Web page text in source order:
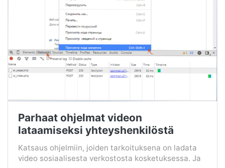
Parhaat ohjelmat videon
lataamiseksi yhteyshenkilöstä
Katsaus ohjelmiin, joiden tarkoituksena on ladata
video sosiaalisesta verkostosta kosketuksessa. Ja